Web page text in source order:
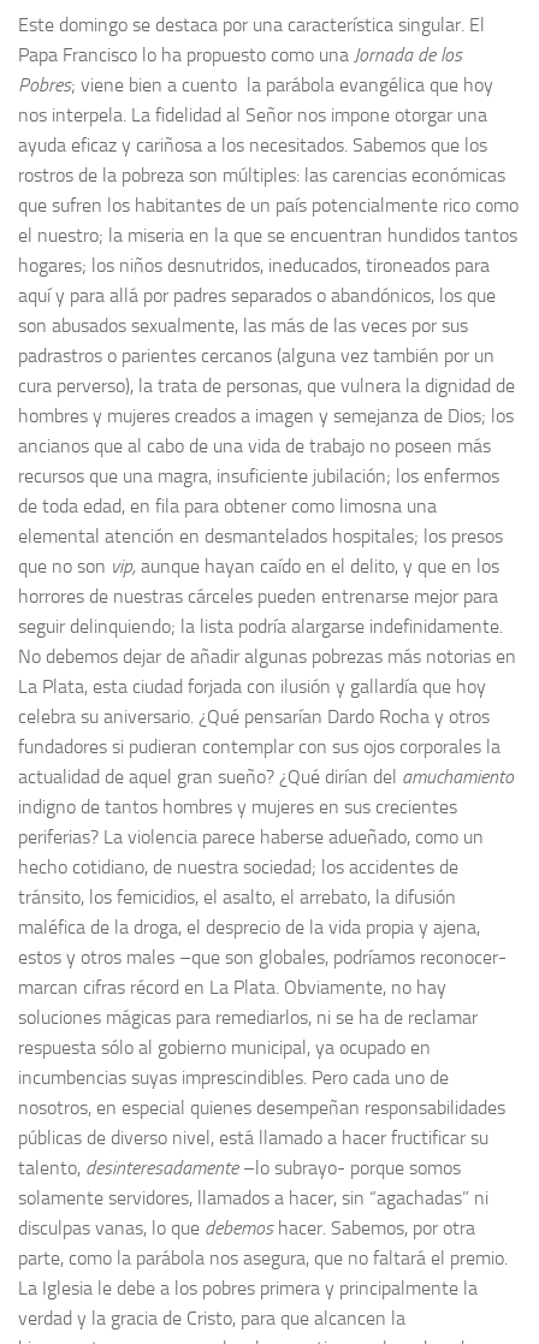
Este domingo se destaca por una característica singular. El
Papa Francisco lo ha propuesto como una Jornada de los
Pobres; viene bien a cuento la parábola evangélica que hoy
nos interpela. La fidelidad al Señor nos impone otorgar una
ayuda eficaz y cariñosa a los necesitados. Sabemos que los
rostros de la pobreza son múltiples: las carencias económicas
que sufren los habitantes de un país potencialmente rico como
el nuestro; la miseria en la que se encuentran hundidos tantos
hogares; los niños desnutridos, ineducados, tironeados para
aquí y para allá por padres separados o abandónicos, los que
son abusados sexualmente, las más de las veces por sus
padrastros o parientes cercanos (alguna vez también por un
cura perverso), la trata de personas, que vulnera la dignidad de
hombres y mujeres creados a imagen y semejanza de Dios; los
ancianos que al cabo de una vida de trabajo no poseen más
recursos que una magra, insuficiente jubilación; los enfermos
de toda edad, en fila para obtener como limosna una
elemental atención en desmantelados hospitales; los presos
que no son vip, aunque hayan caído en el delito, y que en los
horrores de nuestras cárceles pueden entrenarse mejor para
seguir delinquiendo; la lista podría alargarse indefinidamente.
No debemos dejar de añadir algunas pobrezas más notorias en
La Plata, esta ciudad forjada con ilusión y gallardía que hoy
celebra su aniversario. ¿Qué pensarían Dardo Rocha y otros
fundadores si pudieran contemplar con sus ojos corporales la
actualidad de aquel gran sueño? ¿Qué dirían del amuchamiento
indigno de tantos hombres y mujeres en sus crecientes
periferias? La violencia parece haberse adueñado, como un
hecho cotidiano, de nuestra sociedad; los accidentes de
tránsito, los femicidios, el asalto, el arrebato, la difusión
maléfica de la droga, el desprecio de la vida propia y ajena,
estos y otros males –que son globales, podríamos reconocer-
marcan cifras récord en La Plata. Obviamente, no hay
soluciones mágicas para remediarlos, ni se ha de reclamar
respuesta sólo al gobierno municipal, ya ocupado en
incumbencias suyas imprescindibles. Pero cada uno de
nosotros, en especial quienes desempeñan responsabilidades
públicas de diverso nivel, está llamado a hacer fructificar su
talento, desinteresadamente–lo subrayo- porque somos
solamente servidores, llamados a hacer, sin “agachadas” ni
disculpas vanas, lo que debemoshacer. Sabemos, por otra
parte, como la parábola nos asegura, que no faltará el premio.
La Iglesia le debe a los pobres primera y principalmente la
verdad y la gracia de Cristo, para que alcancen la